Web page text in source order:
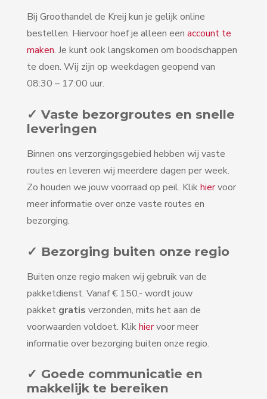
Bij Groothandel de Kreij kun je gelijk online
bestellen. Hiervoor hoef je alleen een account te
maken. Je kunt ook langskomen om boodschappen
te doen. Wij zijn op weekdagen geopend van
08:30 – 17:00 uur.
✓ Vaste bezorgroutes en snelle
leveringen
Binnen ons verzorgingsgebied hebben wij vaste
routes en leveren wij meerdere dagen per week.
Zo houden we jouw voorraad op peil. Klikhiervoor
meer informatie over onze vaste routes en
bezorging.
✓ Bezorging buiten onze regio
Buiten onze regio maken wij gebruik van de
pakketdienst. Vanaf € 150.- wordt jouw
pakket gratis verzonden, mits het aan de
voorwaarden voldoet. Klikhiervoor meer
informatie over bezorging buiten onze regio.
✓ Goede communicatie en
makkelijk te bereiken